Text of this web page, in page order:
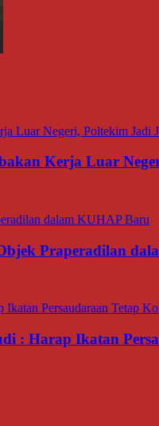
Kerja Luar
Praperadilan
: Harap Ikatan